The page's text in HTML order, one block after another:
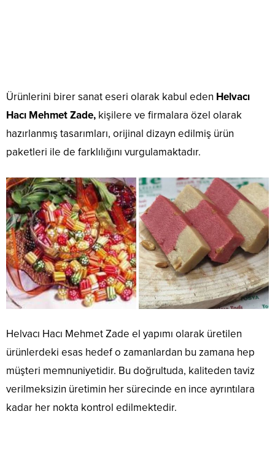
Ürünlerini birer sanat eseri olarak kabul eden Helvacı
Hacı Mehmet Zade, kişilere ve firmalara özel olarak
hazırlanmış tasarımları, orijinal dizayn edilmiş ürün
paketleri ile de farklılığını vurgulamaktadır.
Helvacı Hacı Mehmet Zade el yapımı olarak üretilen
ürünlerdeki esas hedef o zamanlardan bu zamana hep
müşteri memnuniyetidir. Bu doğrultuda, kaliteden taviz
verilmeksizin üretimin her sürecinde en ince ayrıntılara
kadar her nokta kontrol edilmektedir.